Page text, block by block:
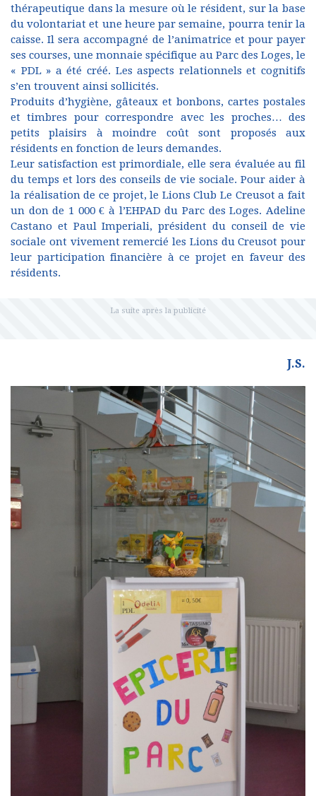
thérapeutique dans la mesure où le résident, sur la base
du volontariat et une heure par semaine, pourra tenir la
caisse. Il sera accompagné de l’animatrice et pour payer
ses courses, une monnaie spécifique au Parc des Loges, le
« PDL » a été créé. Les aspects relationnels et cognitifs
s’en trouvent ainsi sollicités.
Produits d’hygiène, gâteaux et bonbons, cartes postales
et timbres pour correspondre avec les proches… des
petits plaisirs à moindre coût sont proposés aux
résidents en fonction de leurs demandes.
Leur satisfaction est primordiale, elle sera évaluée au fil
du temps et lors des conseils de vie sociale. Pour aider à
la réalisation de ce projet, le Lions Club Le Creusot a fait
un don de 1 000 € à l’EHPAD du Parc des Loges. Adeline
Castano et Paul Imperiali, président du conseil de vie
sociale ont vivement remercié les Lions du Creusot pour
leur participation financière à ce projet en faveur des
résidents.
J.S.